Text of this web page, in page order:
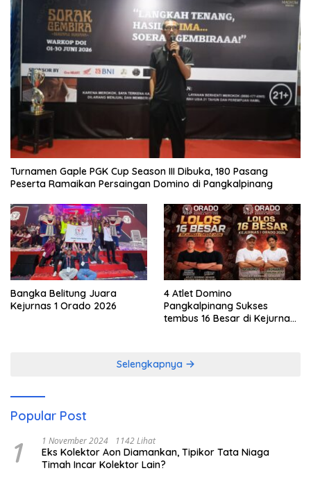
Turnamen Gaple PGK Cup Season III Dibuka, 180 Pasang
Peserta Ramaikan Persaingan Domino di Pangkalpinang
Bangka Belitung Juara
Kejurnas 1 Orado 2026
4 Atlet Domino
Pangkalpinang Sukses
tembus 16 Besar di Kejurnas
Selengkapnya
Popular Post
1 1 November 2024 1142 Lihat
Eks Kolektor Aon Diamankan, Tipikor Tata Niaga
Timah Incar Kolektor Lain?